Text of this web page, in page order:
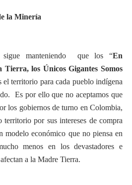
la Minería
manteniendo que los “En
Tierra, los Únicos Gigantes Somos
territorio para cada pueblo indígena
Es por ello que no aceptamos que
los gobiernos de turno en Colombia,
territorio por sus intereses de compra
modelo económico que no piensa en
menos en los devastadores e
a la Madre Tierra.